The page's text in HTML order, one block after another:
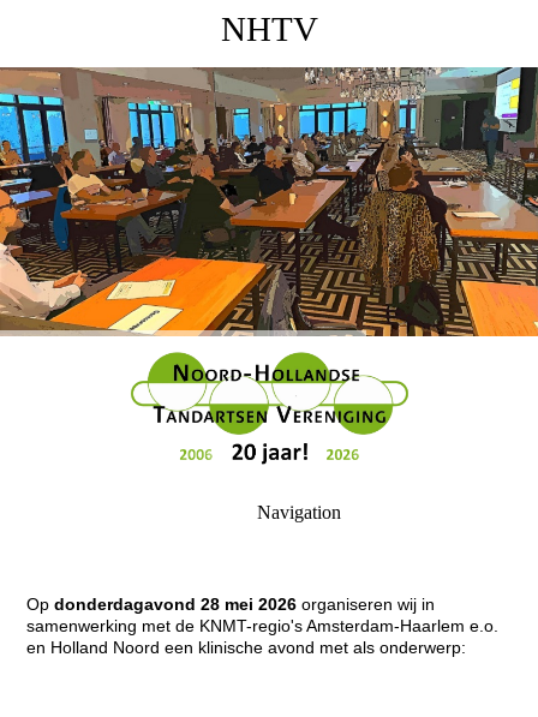
NHTV
Navigation
Opdonderdagavond28 mei 2026organiseren wij in
samenwerking met de KNMT-regio's Amsterdam-Haarlem e.o.
en Holland Noord een klinische avond met als onderwerp: